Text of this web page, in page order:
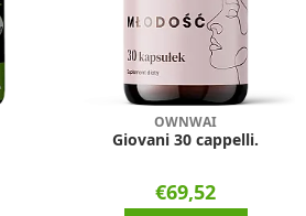
OWNWAI
Giovani 30 cappelli.
€69,52